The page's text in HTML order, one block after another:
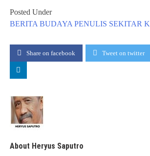
Posted Under
BERITA BUDAYA PENULIS SEKITAR
Share on facebook Tweet on twitter
About Heryus Saputro